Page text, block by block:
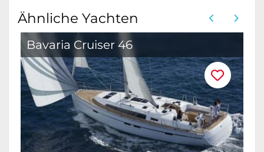
Ähnliche Yachten
Bavaria Cruiser 46